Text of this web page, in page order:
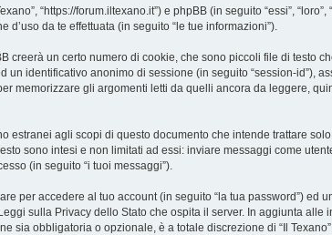
“https://forum.iltexano.it”) e phpBB (in seguito “essi”, “loro”,
d’uso da te effettuata (in seguito “le tue informazioni”).
creerà un certo numero di cookie, che sono piccoli file di testo
identificativo anonimo di sessione (in seguito “session-id”),
memorizzare gli argomenti letti da quelli ancora da leggere,
estranei agli scopi di questo documento che intende trattare
sono intesi e non limitati ad essi: inviare messaggi come
(in seguito “i tuoi messaggi”).
per accedere al tuo account (in seguito “la tua password”) ed
sulla Privacy dello Stato che ospita il server. In aggiunta alle
sia obbligatoria o opzionale, è a totale discrezione di “Il